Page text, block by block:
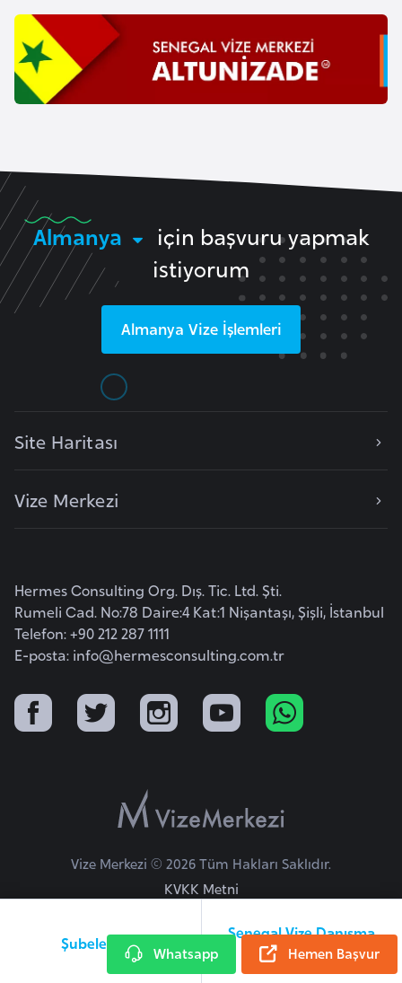
Şubelerimiz
Senegal Vize Danışma
Hattı
Almanya
için başvuru yapmak
istiyorum
Almanya Vize İşlemleri
Site Haritası
Vize Merkezi
Hermes Consulting Org. Dış. Tic. Ltd. Şti.
Rumeli Cad. No:78 Daire:4 Kat:1 Nişantaşı, Şişli, İstanbul
Telefon: +90 212 287 1111
E-posta: info@hermesconsulting.com.tr
Vize Merkezi © 2026 Tüm Hakları Saklıdır.
KVKK Metni
a
n
m
e
n
i
t
t
y
E
t
i
y
p
y
i
Hemen Başvur
Whatsapp